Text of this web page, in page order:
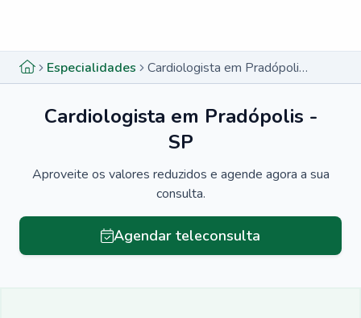
Especialidades Cardiologista em Pradópolis - SP
Cardiologista em Pradópolis -
SP
Aproveite os valores reduzidos e agende agora a sua
consulta.
Agendar teleconsulta